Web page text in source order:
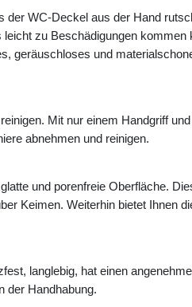
WC-Deckel aus der Hand
zu Beschädigungen kommen
geräuschloses und
Mit nur einem Handgriff
abnehmen und reinigen.
und porenfreie Oberfläche.
Keimen. Weiterhin bietet Ihnen
langlebig, hat einen
der Handhabung.